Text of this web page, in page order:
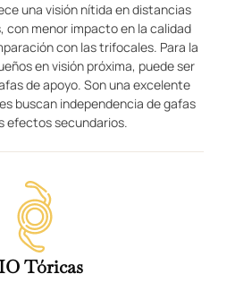
una visión nítida en distancias
con menor impacto en la calidad
con las trifocales. Para la
en visión próxima, puede ser
de apoyo. Son una excelente
buscan independencia de gafas
efectos secundarios.
Tóricas